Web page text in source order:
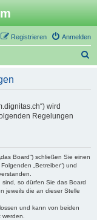
Anmelden
Registrieren
wird
Regelungen
Board“) schließen Sie einen
„Betreiber“) und
so dürfen Sie das Board
jeweils die an dieser Stelle
und kann von beiden